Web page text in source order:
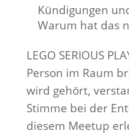
Kündigungen
Warum hat das
LEGO SERIOUS
Person im Raum
wird gehört,
Stimme bei der
diesem Meetup